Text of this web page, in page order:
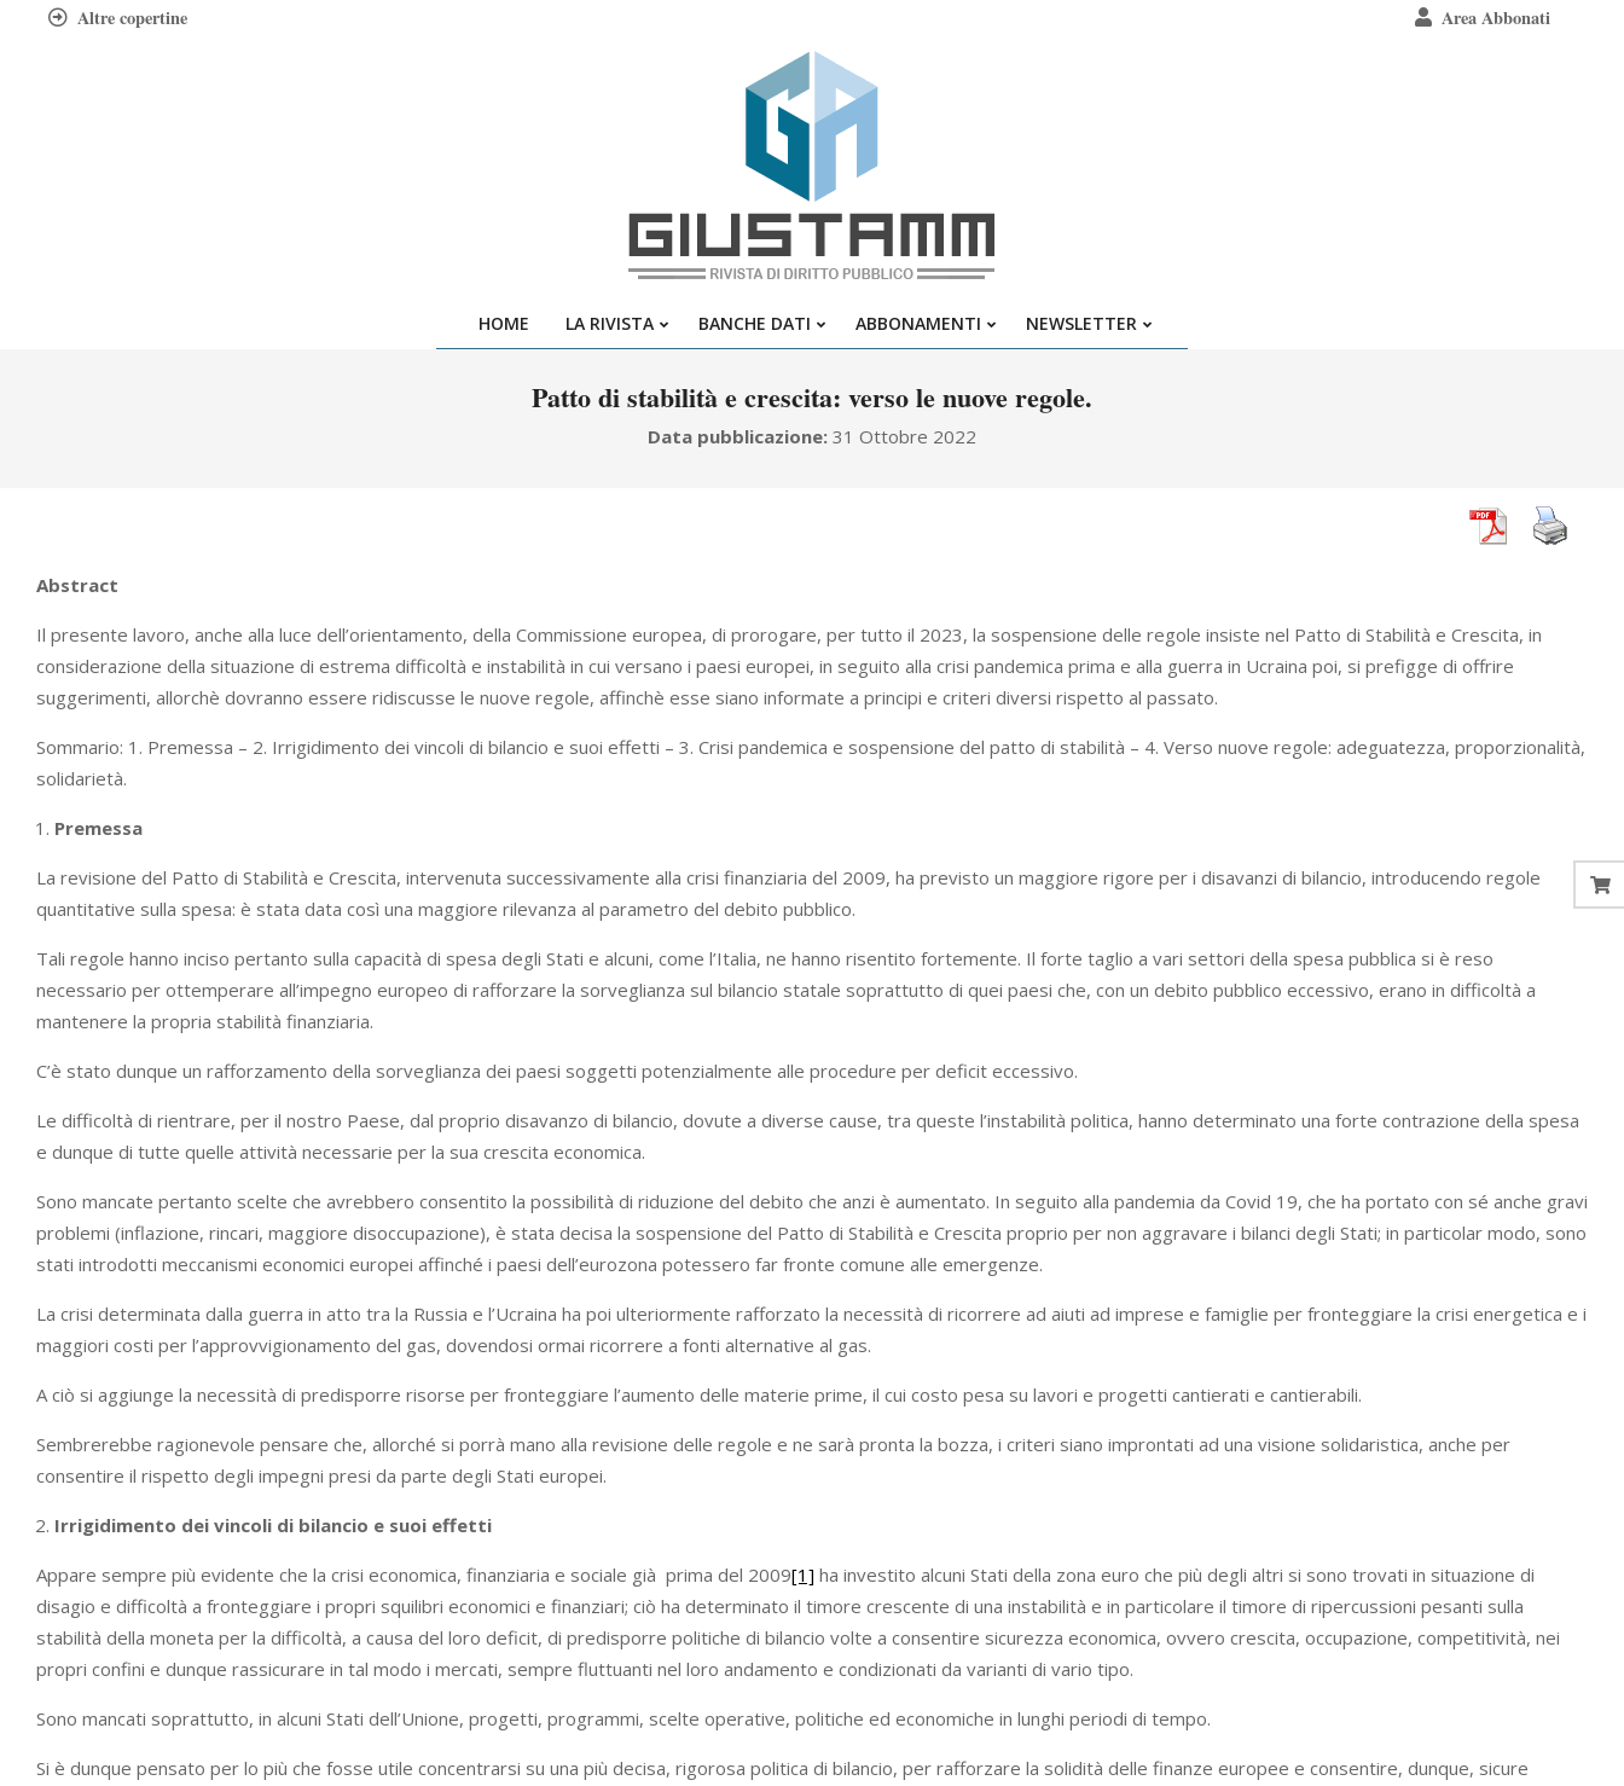
Altre copertine Area Abbonati
Giustamm
Primary
Menu
HOME LA RIVISTA BANCHE DATI ABBONAMENTI NEWSLETTER
Patto di stabilità e crescita: verso le nuove regole.
Data pubblicazione: 31 Ottobre 2022
Abstract
Il presente lavoro, anche alla luce dell’orientamento, della Commissione europea, di prorogare, per tutto il 2023, la sospensione delle regole insiste nel Patto di Stabilità e Crescita, in
considerazione della situazione di estrema difficoltà e instabilità in cui versano i paesi europei, in seguito alla crisi pandemica prima e alla guerra in Ucraina poi, si prefigge di offrire
suggerimenti, allorchè dovranno essere ridiscusse le nuove regole, affinchè esse siano informate a principi e criteri diversi rispetto al passato.
Sommario: 1. Premessa – 2. Irrigidimento dei vincoli di bilancio e suoi effetti – 3. Crisi pandemica e sospensione del patto di stabilità – 4. Verso nuove regole: adeguatezza, proporzionalità,
solidarietà.
Premessa
La revisione del Patto di Stabilità e Crescita, intervenuta successivamente alla crisi finanziaria del 2009, ha previsto un maggiore rigore per i disavanzi di bilancio, introducendo regole
quantitative sulla spesa: è stata data così una maggiore rilevanza al parametro del debito pubblico.
Tali regole hanno inciso pertanto sulla capacità di spesa degli Stati e alcuni, come l’Italia, ne hanno risentito fortemente. Il forte taglio a vari settori della spesa pubblica si è reso
necessario per ottemperare all’impegno europeo di rafforzare la sorveglianza sul bilancio statale soprattutto di quei paesi che, con un debito pubblico eccessivo, erano in difficoltà a
mantenere la propria stabilità finanziaria.
C’è stato dunque un rafforzamento della sorveglianza dei paesi soggetti potenzialmente alle procedure per deficit eccessivo.
Le difficoltà di rientrare, per il nostro Paese, dal proprio disavanzo di bilancio, dovute a diverse cause, tra queste l’instabilità politica, hanno determinato una forte contrazione della spesa
e dunque di tutte quelle attività necessarie per la sua crescita economica.
Sono mancate pertanto scelte che avrebbero consentito la possibilità di riduzione del debito che anzi è aumentato. In seguito alla pandemia da Covid 19, che ha portato con sé anche gravi
problemi (inflazione, rincari, maggiore disoccupazione), è stata decisa la sospensione del Patto di Stabilità e Crescita proprio per non aggravare i bilanci degli Stati; in particolar modo, sono
stati introdotti meccanismi economici europei affinché i paesi dell’eurozona potessero far fronte comune alle emergenze.
La crisi determinata dalla guerra in atto tra la Russia e l’Ucraina ha poi ulteriormente rafforzato la necessità di ricorrere ad aiuti ad imprese e famiglie per fronteggiare la crisi energetica e i
maggiori costi per l’approvvigionamento del gas, dovendosi ormai ricorrere a fonti alternative al gas.
A ciò si aggiunge la necessità di predisporre risorse per fronteggiare l’aumento delle materie prime, il cui costo pesa su lavori e progetti cantierati e cantierabili.
Sembrerebbe ragionevole pensare che, allorché si porrà mano alla revisione delle regole e ne sarà pronta la bozza, i criteri siano improntati ad una visione solidaristica, anche per
consentire il rispetto degli impegni presi da parte degli Stati europei.
Irrigidimento dei vincoli di bilancio e suoi effetti
Appare sempre più evidente che la crisi economica, finanziaria e sociale già prima del 2009[1] ha investito alcuni Stati della zona euro che più degli altri si sono trovati in situazione di
disagio e difficoltà a fronteggiare i propri squilibri economici e finanziari; ciò ha determinato il timore crescente di una instabilità e in particolare il timore di ripercussioni pesanti sulla
stabilità della moneta per la difficoltà, a causa del loro deficit, di predisporre politiche di bilancio volte a consentire sicurezza economica, ovvero crescita, occupazione, competitività, nei
propri confini e dunque rassicurare in tal modo i mercati, sempre fluttuanti nel loro andamento e condizionati da varianti di vario tipo.
Sono mancati soprattutto, in alcuni Stati dell’Unione, progetti, programmi, scelte operative, politiche ed economiche in lunghi periodi di tempo.
Si è dunque pensato per lo più che fosse utile concentrarsi su una più decisa, rigorosa politica di bilancio, per rafforzare la solidità delle finanze europee e consentire, dunque, sicure